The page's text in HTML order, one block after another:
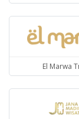
El Marwa